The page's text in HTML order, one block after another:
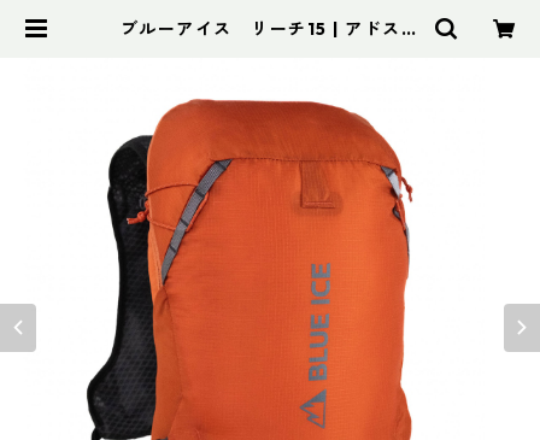
ブルーアイス リーチ15 | アドスポ